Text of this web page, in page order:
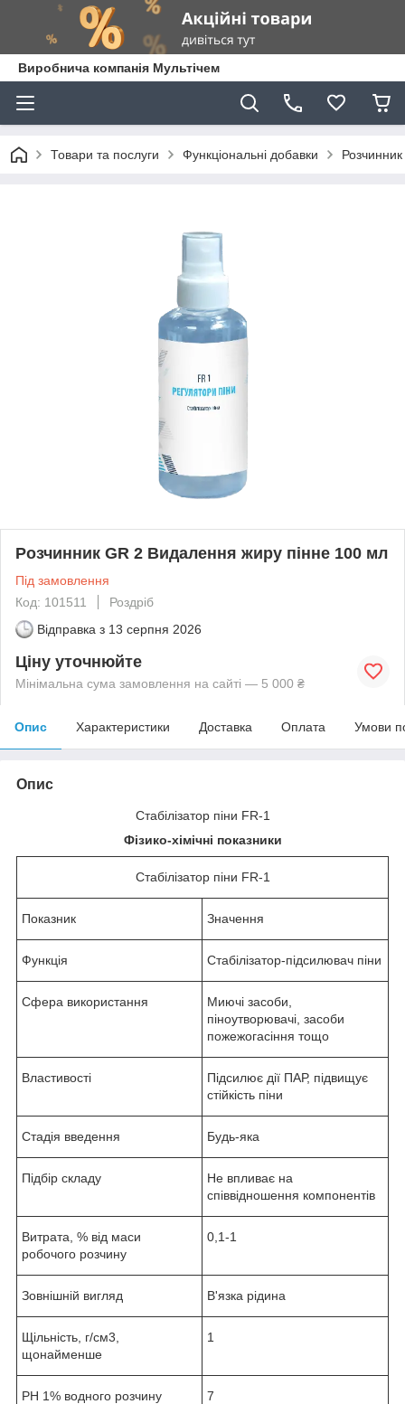
Виробнича компанія Мультічем
Товари та послуги Функціональні добавки
Розчинник GR 2 Видалення жиру пінне 100 мл
Під замовлення
Код: 101511
Роздріб
Відправка з 13 серпня 2026
Ціну уточнюйте
Мінімальна сума замовлення на сайті — 5 000 ₴
Опис Характеристики Доставка Оплата Умови
Опис
Стабілізатор піни FR-1
Фізико-хімічні показники
Стабілізатор піни FR-1
Показник Значення
Функція Стабілізатор-підсилювач піни
Сфера використання
Миючі засоби,
піноутворювачі, засоби
пожежогасіння тощо
Властивості
Підсилює дії ПАР, підвищує
стійкість піни
Стадія введення Будь-яка
Підбір складу
Не впливає на
співвідношення компонентів
Витрата, % від маси
робочого розчину
0,1-1
Зовнішній вигляд В'язка рідина
Щільність, г/см3,
щонайменше
1
РН 1% водного розчину 7